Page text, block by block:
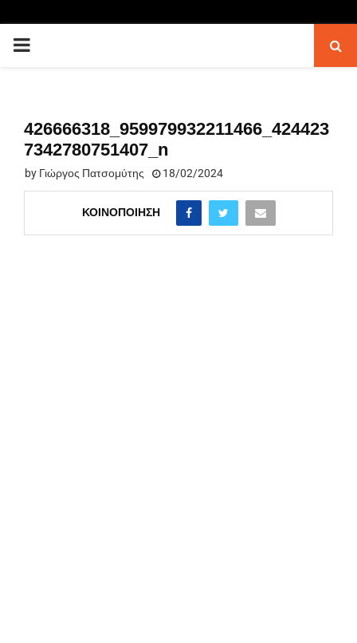
PRIMARY
426666318_959979932211466_424423
7342780751407_n
by Γιώργος Πατσομύτης 18/02/2024
ΚΟΙΝΟΠΟΊΗΣΗ